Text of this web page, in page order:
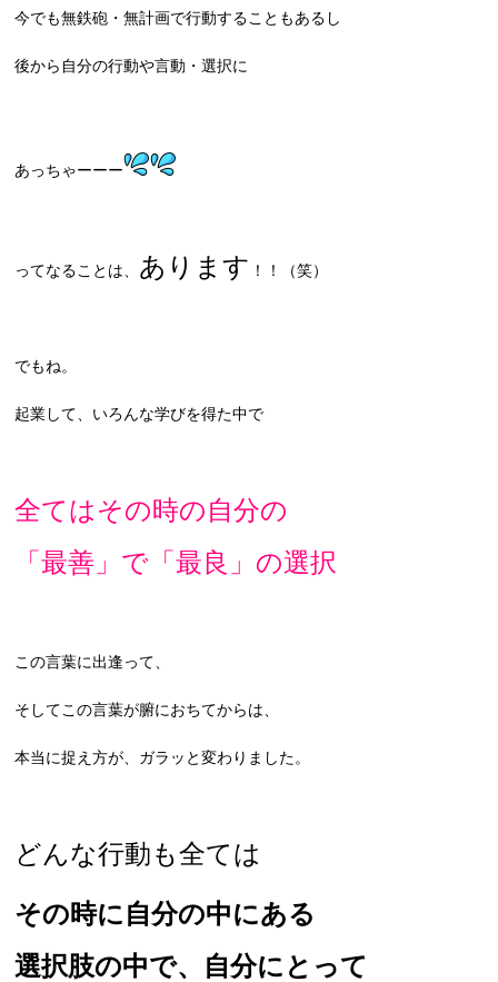
今でも無鉄砲・無計画で行動することもあるし
後から自分の行動や言動・選択に
あっちゃーーー
ってなることは、 あります ！！（笑）
でもね。
起業して、いろんな学びを得た中で
全てはその時の自分の
「最善」で「最良」の選択
この言葉に出逢って、
そしてこの言葉が腑におちてからは、
本当に捉え方が、ガラッと変わりました。
どんな行動も全ては
その時に自分の中にある
選択肢の中で、自分にとって